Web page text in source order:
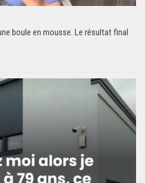
boule en mousse. Le résultat final